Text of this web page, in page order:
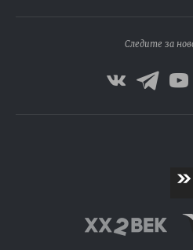
Следите за